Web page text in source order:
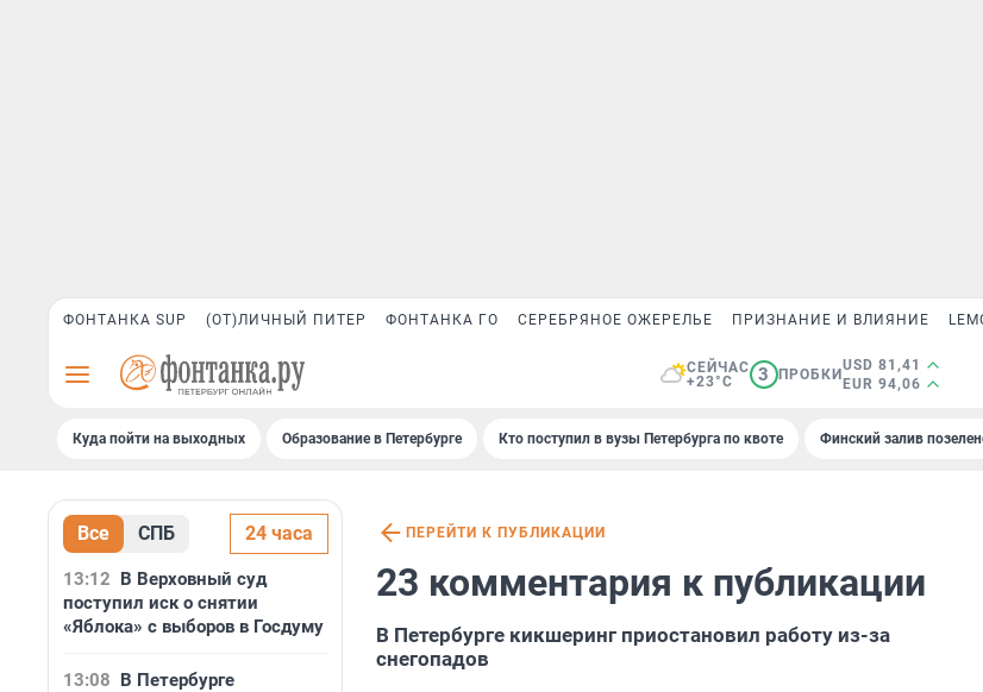
ФОНТАНКА SUP (ОТ)ЛИЧНЫЙ ПИТЕР ФОНТАНКА ГО СЕРЕБРЯНОЕ ОЖЕРЕЛЬЕ ПРИЗНАНИЕ И ВЛИЯНИЕ
СЕЙЧАС
+23°C
3 ПРОБКИ
USD 81,41
EUR 94,06
Куда пойти на выходных Образование в Петербурге Кто поступил в вузы Петербурга по квоте Финский залив
Все СПБ 24 часа
13:12 В Верховный суд
поступил иск о снятии
«Яблока» с выборов в Госдуму
13:08 В Петербурге
ПЕРЕЙТИ К ПУБЛИКАЦИИ
23 комментария к публикации
В Петербурге кикшеринг приостановил работу из-за
снегопадов